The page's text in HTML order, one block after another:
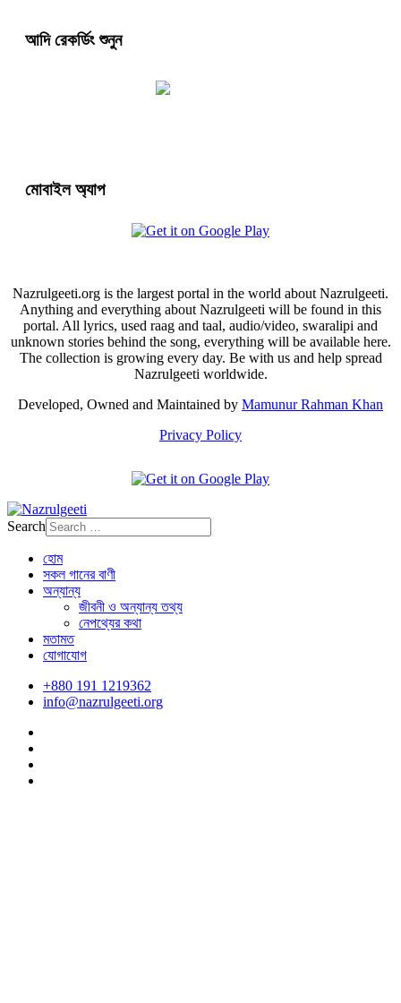
আদি রেকর্ডিং শুনুন
মোবাইল অ্যাপ
Nazrulgeeti.org is the largest portal in the world about Nazrulgeeti.
Anything and everything about Nazrulgeeti will be found in this
portal. All lyrics, used raag and taal, audio/video, swaralipi and
unknown stories behind the song, everything will be available here.
The collection is growing every day. Be with us and help spread
Nazrulgeeti worldwide.
Developed, Owned and Maintained by Mamunur Rahman Khan
Privacy Policy
Search
হোম
সকল গানের বাণী
অন্যান্য
জীবনী ও অন্যান্য তথ্য
নেপথ্যের কথা
মতামত
যোগাযোগ
+880 191 1219362
info@nazrulgeeti.org